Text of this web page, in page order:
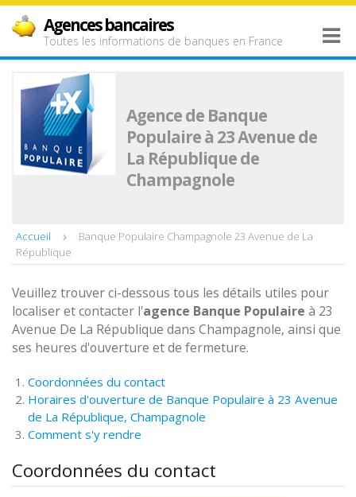
Agences bancaires
Toutes les informations de banques en France
Agence de Banque
Populaire à 23 Avenue de
La République de
Champagnole
Accueil
Banque Populaire Champagnole 23 Avenue de La
République
Veuillez trouver ci-dessous tous les détails utiles pour
localiser et contacter l'agence Banque Populaire à 23
Avenue De La République dans Champagnole, ainsi que
ses heures d'ouverture et de fermeture.
Coordonnées du contact
Horaires d'ouverture de Banque Populaire à 23 Avenue
de La République, Champagnole
Comment s'y rendre
Coordonnées du contact